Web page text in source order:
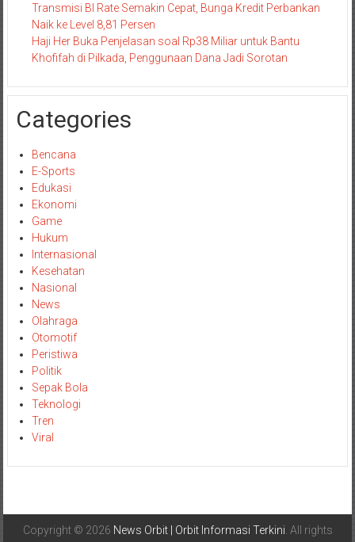
Transmisi BI Rate Semakin Cepat, Bunga Kredit Perbankan
Naik ke Level 8,81 Persen
Haji Her Buka Penjelasan soal Rp38 Miliar untuk Bantu
Khofifah di Pilkada, Penggunaan Dana Jadi Sorotan
Categories
Bencana
E-Sports
Edukasi
Ekonomi
Game
Hukum
Internasional
Kesehatan
Nasional
News
Olahraga
Otomotif
Peristiwa
Politik
Sepak Bola
Teknologi
Tren
Viral
Copyright © 2026 News Orbit | Orbit Informasi Terkini . All rights